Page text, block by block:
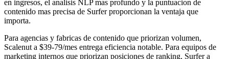
en ingresos, el analisis NLP mas profundo y la puntuacion de
contenido mas precisa de Surfer proporcionan la ventaja que
importa.
Para agencias y fabricas de contenido que priorizan volumen,
Scalenut a $39-79/mes entrega eficiencia notable. Para equipos de
marketing internos que priorizan posiciones de ranking, Surfer a